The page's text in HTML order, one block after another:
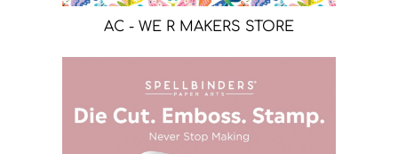
AC - WE R MAKERS STORE